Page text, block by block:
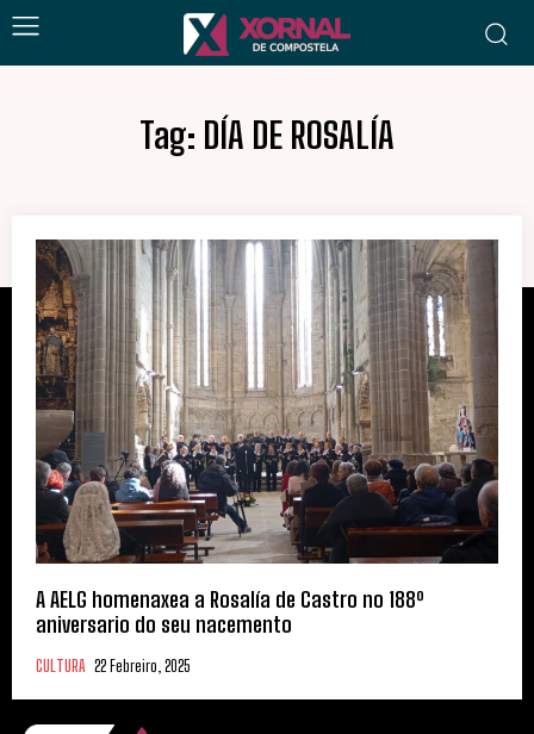
Tag: DÍA DE ROSALÍA
A AELG homenaxea a Rosalía de Castro no 188º
aniversario do seu nacemento
CULTURA 22 Febreiro, 2025